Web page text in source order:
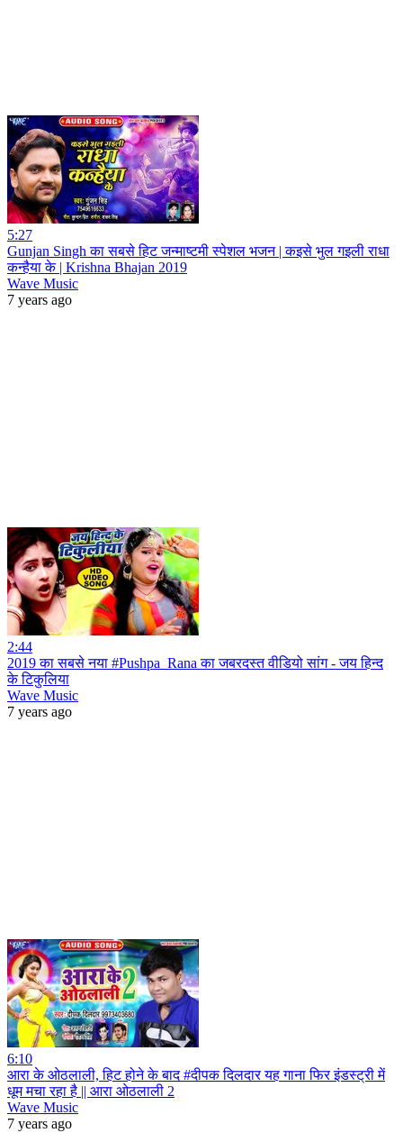
5:27
Gunjan Singh का सबसे हिट जन्माष्टमी स्पेशल भजन | कइसे भुल गइली राधा
कन्हैया के | Krishna Bhajan 2019
Wave Music
7 years ago
2:44
2019 का सबसे नया #Pushpa_Rana का जबरदस्त वीडियो सांग - जय हिन्द
के टिकुलिया
Wave Music
7 years ago
6:10
आरा के ओठलाली, हिट होने के बाद #दीपक दिलदार यह गाना फिर इंडस्ट्री में
धूम मचा रहा है || आरा ओठलाली 2
Wave Music
7 years ago